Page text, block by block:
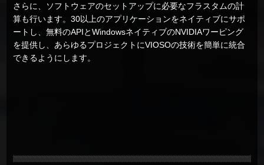
さらに、ソフトウェアのセットアップに必要なフラスタムの計
算も行います。30以上のアプリケーションをネイティブにサポ
ートし、無料のAPIとWindowsネイティブのNVIDIAワーピング
を提供し、あらゆるプロジェクトにVIOSOの技術を簡単に統合
できるようにします。